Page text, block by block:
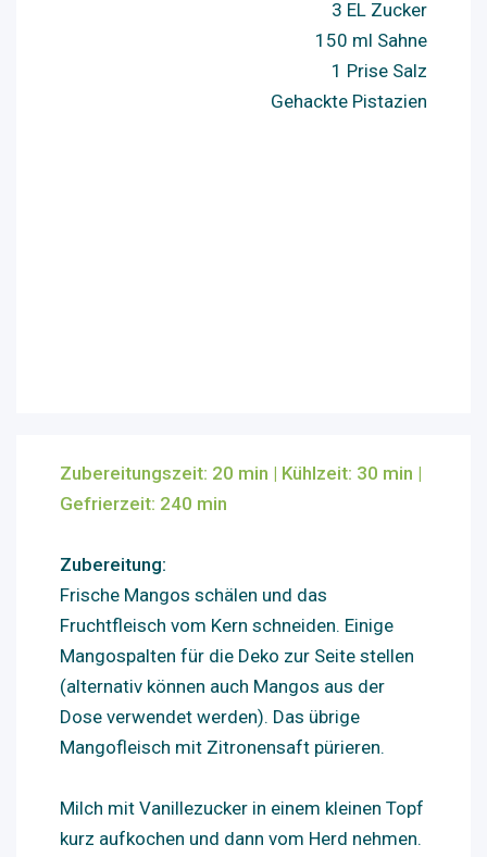
3 EL Zucker
150 ml Sahne
1 Prise Salz
Gehackte Pistazien
Zubereitungszeit: 20 min | Kühlzeit: 30 min |
Gefrierzeit: 240 min
Zubereitung:
Frische Mangos schälen und das
Fruchtfleisch vom Kern schneiden. Einige
Mangospalten für die Deko zur Seite stellen
(alternativ können auch Mangos aus der
Dose verwendet werden). Das übrige
Mangofleisch mit Zitronensaft pürieren.
Milch mit Vanillezucker in einem kleinen Topf
kurz aufkochen und dann vom Herd nehmen.